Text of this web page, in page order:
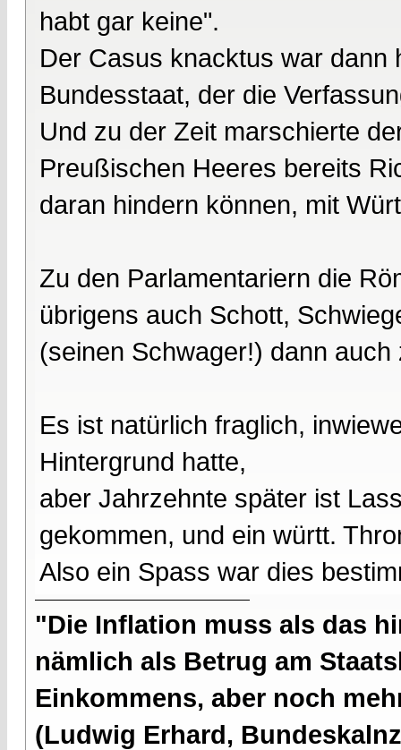
habt gar keine".
Der Casus knacktus war
Bundesstaat, der die
Und zu der Zeit marschierte
Preußischen Heeres bereits
daran hindern können, mit
Zu den Parlamentariern die
übrigens auch Schott,
(seinen Schwager!) dann
Es ist natürlich fraglich,
Hintergrund hatte,
aber Jahrzehnte später ist
gekommen, und ein württ.
Also ein Spass war dies
"Die Inflation muss als das
nämlich als Betrug am
Einkommens, aber noch
(Ludwig Erhard,